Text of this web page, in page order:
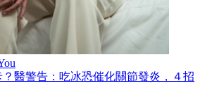
醫警告：吃冰恐催化關節發炎，４招